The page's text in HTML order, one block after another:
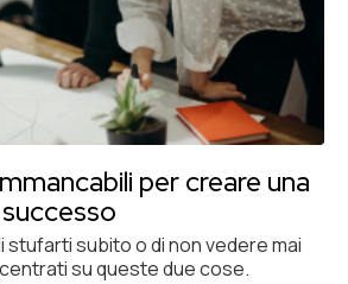
per creare una
stufarti subito o di non vedere mai
su queste due cose.